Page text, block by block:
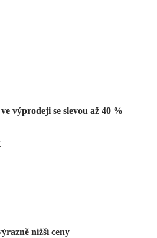
výprodeji se slevou až 40 %
nižší ceny